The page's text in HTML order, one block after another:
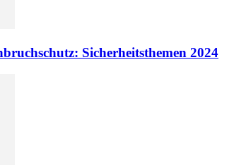
Sicherheitsthemen 2024